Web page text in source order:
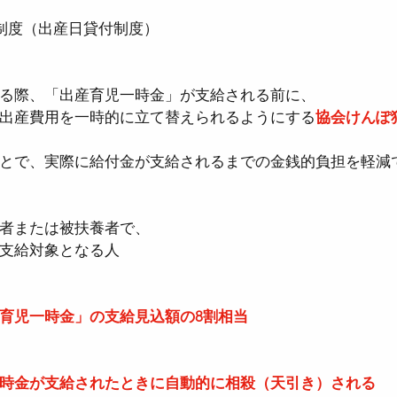
（出産日貸付制度）
際、「出産育児一時金」が支給される前に、
費用を一時的に立て替えられるようにする協会けんぽ
で、実際に給付金が支給されるまでの金銭的負担を軽減
または被扶養者で、
給対象となる人
児一時金」の支給見込額の8割相当
金が支給されたときに自動的に相殺（天引き）される